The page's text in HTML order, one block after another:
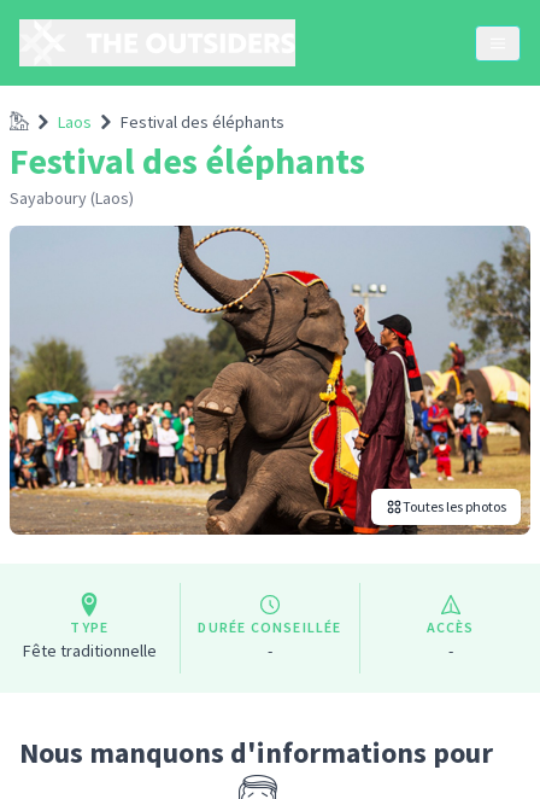
Accueil
Laos Festival des éléphants
Festival des éléphants
Sayaboury (Laos)
Toutes les photos
TYPE
Fête traditionnelle
DURÉE CONSEILLÉE
-
ACCÈS
-
Nous manquons d'informations pour